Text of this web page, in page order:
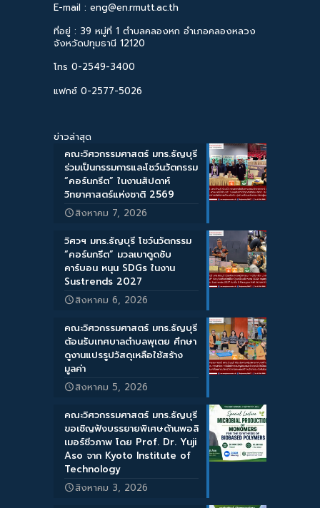
E-mail : eng@en.rmutt.ac.th
ที่อยู่ : 39 หมู่ที่ 1 ตำบลคลองหก อำเภอคลองหลวง
จังหวัดปทุมธานี 12120
โทร 0-2549-3400
แฟกซ์ 0-2577-5026
ข่าวล่าสุด
คณะวิศวกรรมศาสตร์ มทร.ธัญบุรี
ร่วมเป็นกรรมการและโชว์นวัตกรรม
“คอร์นกรีต” ในงานสัปดาห์
วิทยาศาสตร์แห่งชาติ 2569
สิงหาคม 7, 2026
วิศวฯ มทร.ธัญบุรี โชว์นวัตกรรม
“คอร์นกรีต” มวลเบาดูดซับ
คาร์บอน หนุน SDGs ในงาน
Sustrends 2027
สิงหาคม 6, 2026
คณะวิศวกรรมศาสตร์ มทร.ธัญบุรี
ต้อนรับเทศบาลตำบลพุเตย ศึกษา
ดูงานแปรรูปวัสดุเหลือใช้สร้าง
มูลค่า
สิงหาคม 5, 2026
คณะวิศวกรรมศาสตร์ มทร.ธัญบุรี
ขอเชิญฟังบรรยายพิเศษด้านพอลิ
เมอร์ชีวภาพ โดย Prof. Dr. Yuji
Aso จาก Kyoto Institute of
Technology
สิงหาคม 3, 2026